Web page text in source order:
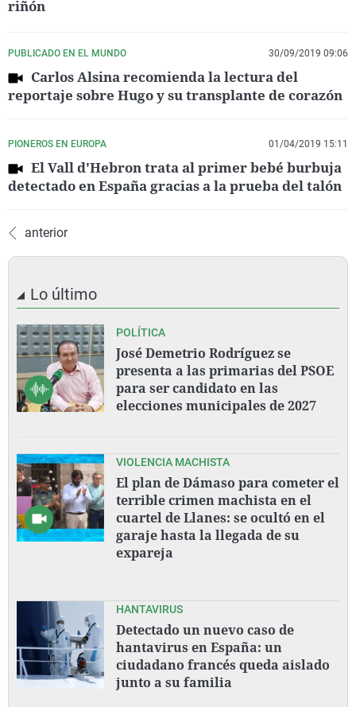
riñón
PUBLICADO EN EL MUNDO 30/09/2019 09:06
Carlos Alsina recomienda la lectura del
reportaje sobre Hugo y su transplante de corazón
PIONEROS EN EUROPA 01/04/2019 15:11
El Vall d'Hebron trata al primer bebé burbuja
detectado en España gracias a la prueba del talón
anterior
Lo último
POLÍTICA
José Demetrio Rodríguez se
presenta a las primarias del PSOE
para ser candidato en las
elecciones municipales de 2027
VIOLENCIA MACHISTA
El plan de Dámaso para cometer el
terrible crimen machista en el
cuartel de Llanes: se ocultó en el
garaje hasta la llegada de su
expareja
HANTAVIRUS
Detectado un nuevo caso de
hantavirus en España: un
ciudadano francés queda aislado
junto a su familia